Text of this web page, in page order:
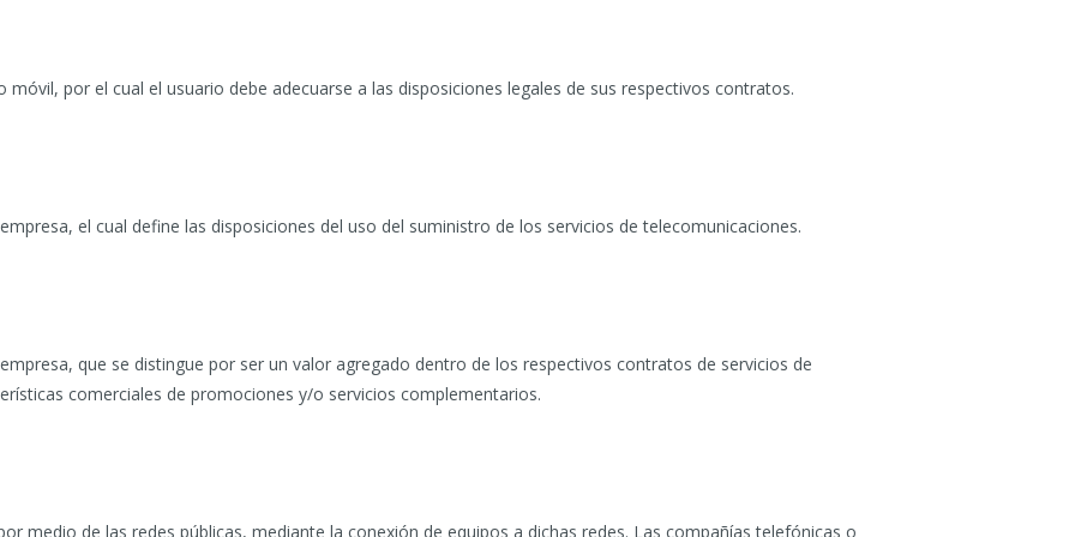
por el cual el usuario debe adecuarse a las disposiciones legales de sus respectivos contratos.
el cual define las disposiciones del uso del suministro de los servicios de telecomunicaciones.
que se distingue por ser un valor agregado dentro de los respectivos contratos de servicios de
comerciales de promociones y/o servicios complementarios.
medio de las redes públicas, mediante la conexión de equipos a dichas redes. Las compañías telefónicas o